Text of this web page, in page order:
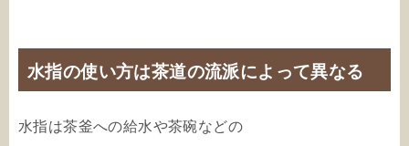
水指の使い方は茶道の流派によって異なる
水指は茶釜への給水や茶碗などの